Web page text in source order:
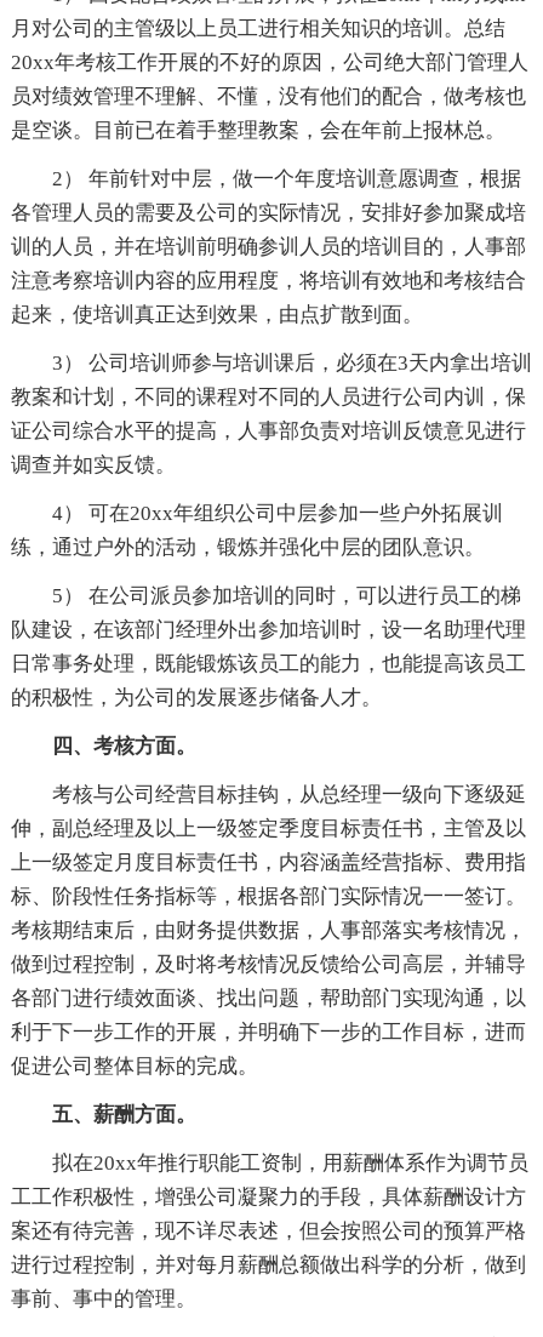
月对公司的主管级以上员工进行相关知识的培训。总结
20xx年考核工作开展的不好的原因，公司绝大部门管理人
员对绩效管理不理解、不懂，没有他们的配合，做考核也
是空谈。目前已在着手整理教案，会在年前上报林总。
2） 年前针对中层，做一个年度培训意愿调查，根据
各管理人员的需要及公司的实际情况，安排好参加聚成培
训的人员，并在培训前明确参训人员的培训目的，人事部
注意考察培训内容的应用程度，将培训有效地和考核结合
起来，使培训真正达到效果，由点扩散到面。
3） 公司培训师参与培训课后，必须在3天内拿出培训
教案和计划，不同的课程对不同的人员进行公司内训，保
证公司综合水平的提高，人事部负责对培训反馈意见进行
调查并如实反馈。
4） 可在20xx年组织公司中层参加一些户外拓展训
练，通过户外的活动，锻炼并强化中层的团队意识。
5） 在公司派员参加培训的同时，可以进行员工的梯
队建设，在该部门经理外出参加培训时，设一名助理代理
日常事务处理，既能锻炼该员工的能力，也能提高该员工
的积极性，为公司的发展逐步储备人才。
四、考核方面。
考核与公司经营目标挂钩，从总经理一级向下逐级延
伸，副总经理及以上一级签定季度目标责任书，主管及以
上一级签定月度目标责任书，内容涵盖经营指标、费用指
标、阶段性任务指标等，根据各部门实际情况一一签订。
考核期结束后，由财务提供数据，人事部落实考核情况，
做到过程控制，及时将考核情况反馈给公司高层，并辅导
各部门进行绩效面谈、找出问题，帮助部门实现沟通，以
利于下一步工作的开展，并明确下一步的工作目标，进而
促进公司整体目标的完成。
五、薪酬方面。
拟在20xx年推行职能工资制，用薪酬体系作为调节员
工工作积极性，增强公司凝聚力的手段，具体薪酬设计方
案还有待完善，现不详尽表述，但会按照公司的预算严格
进行过程控制，并对每月薪酬总额做出科学的分析，做到
事前、事中的管理。